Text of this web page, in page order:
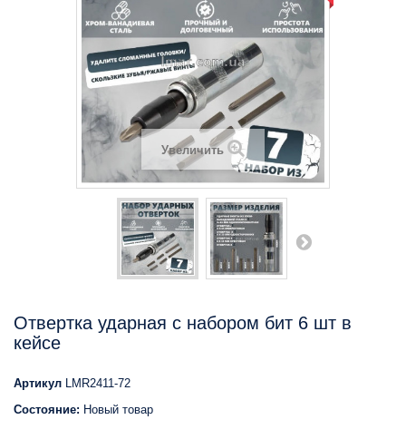
Увеличить
Отвертка ударная с набором бит 6 шт в
кейсе
Артикул LMR2411-72
Состояние: Новый товар